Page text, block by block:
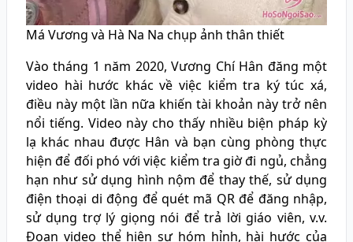
Má Vương và Hà Na Na chụp ảnh thân thiết
Vào tháng 1 năm 2020, Vương Chí Hân đăng một
video hài hước khác về việc kiểm tra ký túc xá,
điều này một lần nữa khiến tài khoản này trở nên
nổi tiếng. Video này cho thấy nhiều biện pháp kỳ
lạ khác nhau được Hân và bạn cùng phòng thực
hiện để đối phó với việc kiểm tra giờ đi ngủ, chẳng
hạn như sử dụng hình nộm để thay thế, sử dụng
điện thoại di động để quét mã QR để đăng nhập,
sử dụng trợ lý giọng nói để trả lời giáo viên, v.v.
Đoạn video thể hiện sự hóm hỉnh, hài hước của